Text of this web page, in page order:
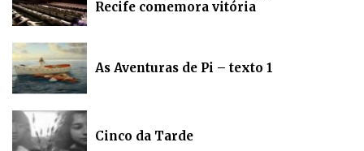
Recife comemora vitória
As Aventuras de Pi – texto 1
Cinco da Tarde